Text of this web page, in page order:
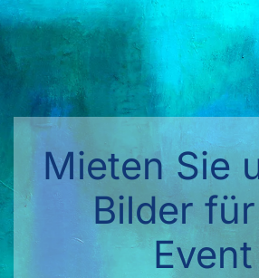
Mieten Sie
Bilder
Event